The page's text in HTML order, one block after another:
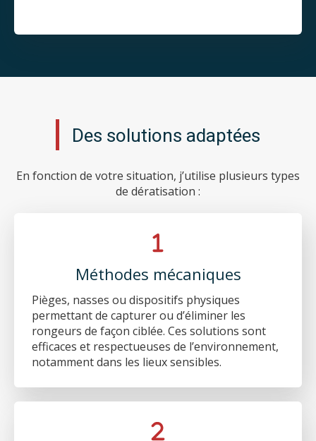
Des solutions adaptées
En fonction de votre situation, j’utilise plusieurs types
de dératisation :
Méthodes mécaniques
Pièges, nasses ou dispositifs physiques
permettant de capturer ou d’éliminer les
rongeurs de façon ciblée. Ces solutions sont
efficaces et respectueuses de l’environnement,
notamment dans les lieux sensibles.